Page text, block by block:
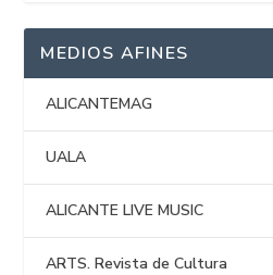
MEDIOS AFINES
ALICANTEMAG
UALA
ALICANTE LIVE MUSIC
ARTS. Revista de Cultura